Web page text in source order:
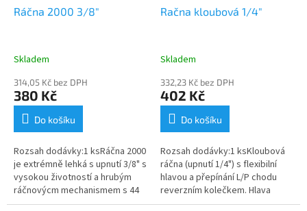
Ráčna 2000 3/8"
Skladem
314,05 Kč bez DPH
380 Kč
Do košíku
Rozsah dodávky:1 ksRáčna 2000
je extrémně lehká s upnutí 3/8" s
vysokou životností a hrubým
ráčnovýcm mechanismem s 44
zuby. Přepínání L/P chodu
Račna kloubová 1/4"
Skladem
332,23 Kč bez DPH
402 Kč
Do košíku
Rozsah dodávky:1 ksKloubová
ráčna (upnutí 1/4") s flexibilní
hlavou a přepínání L/P chodu
reverzním kolečkem. Hlava
ráčny je nastavitelná v 6